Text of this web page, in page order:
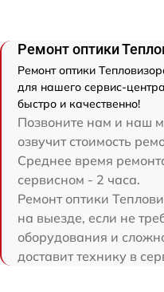
Ремонт оптики
Ремонт оптики
для нашего сервис-
быстро и качественно!
Позвоните нам и наш
озвучит стоимость
Среднее время
сервисном - 2 часа.
Ремонт оптики
на выезде, если не
оборудования и
доставит технику в